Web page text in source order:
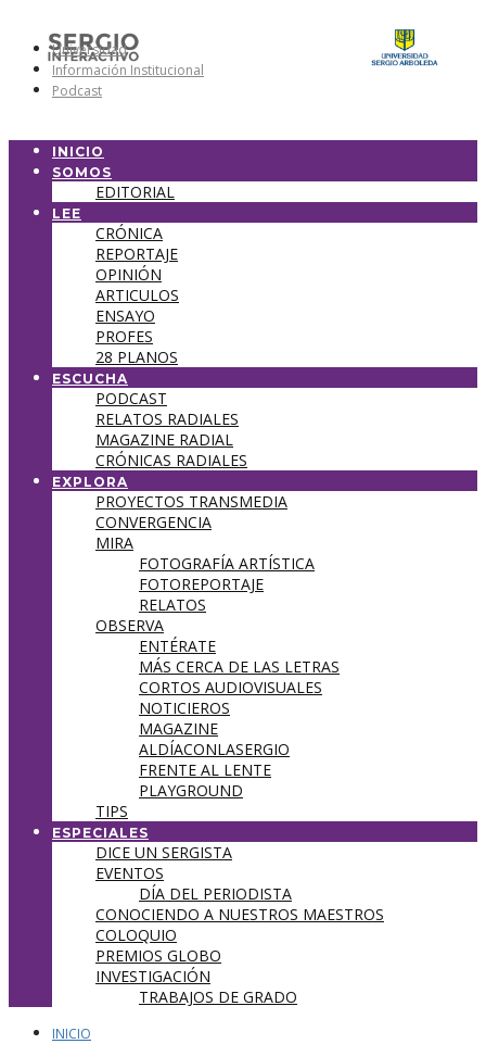
Universidad
Información Institucional
Podcast
INICIO
SOMOS
EDITORIAL
LEE
CRÓNICA
REPORTAJE
OPINIÓN
ARTICULOS
ENSAYO
PROFES
28 PLANOS
ESCUCHA
PODCAST
RELATOS RADIALES
MAGAZINE RADIAL
CRÓNICAS RADIALES
EXPLORA
PROYECTOS TRANSMEDIA
CONVERGENCIA
MIRA
FOTOGRAFÍA ARTÍSTICA
FOTOREPORTAJE
RELATOS
OBSERVA
ENTÉRATE
MÁS CERCA DE LAS LETRAS
CORTOS AUDIOVISUALES
NOTICIEROS
MAGAZINE
ALDÍACONLASERGIO
FRENTE AL LENTE
PLAYGROUND
TIPS
ESPECIALES
DICE UN SERGISTA
EVENTOS
DÍA DEL PERIODISTA
CONOCIENDO A NUESTROS MAESTROS
COLOQUIO
PREMIOS GLOBO
INVESTIGACIÓN
TRABAJOS DE GRADO
INICIO